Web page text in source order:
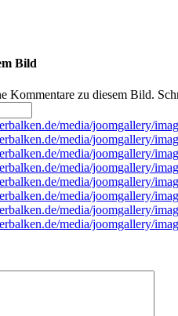
Bild
Kommentare zu diesem Bild.